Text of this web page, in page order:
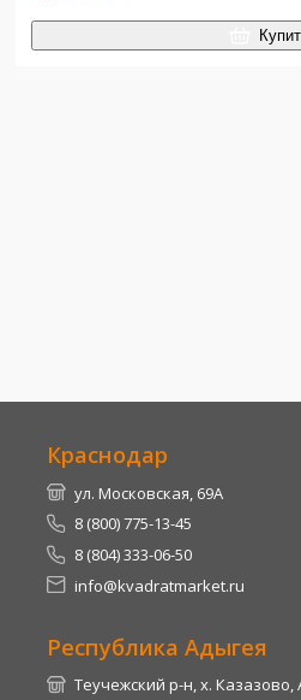
Краснодар
ул. Московская, 69А
8 (800) 775-13-45
8 (804) 333-06-50
info@kvadratmarket.ru
Республика Адыгея
Теучежский р-н, х.